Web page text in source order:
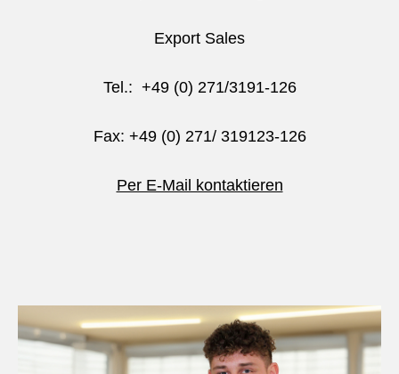
Export Sales
Tel.: +49 (0) 271/3191-126
Fax: +49 (0) 271/ 319123-126
Per E-Mail kontaktieren